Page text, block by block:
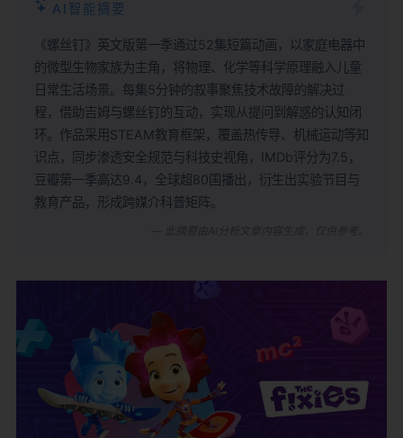
AI智能摘要
《螺丝钉》英文版第一季通过52集短篇动画，以家庭电器中
的微型生物家族为主角，将物理、化学等科学原理融入儿童
日常生活场景。每集5分钟的叙事聚焦技术故障的解决过
程，借助吉姆与螺丝钉的互动，实现从提问到解惑的认知闭
环。作品采用STEAM教育框架，覆盖热传导、机械运动等知
识点，同步渗透安全规范与科技史视角，IMDb评分为7.5，
豆瓣第一季高达9.4，全球超80国播出，衍生出实验节目与
教育产品，形成跨媒介科普矩阵。